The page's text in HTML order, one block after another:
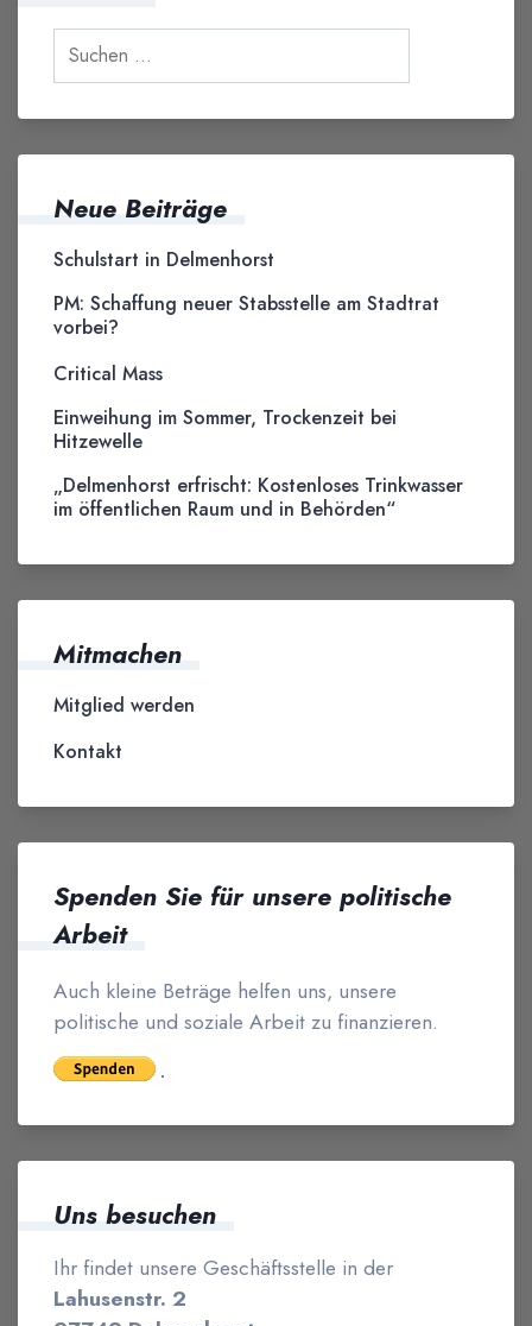
Neue Beiträge
Schulstart in Delmenhorst
PM: Schaffung neuer Stabsstelle am Stadtrat
vorbei?
Critical Mass
Einweihung im Sommer, Trockenzeit bei
Hitzewelle
„Delmenhorst erfrischt: Kostenloses Trinkwasser
im öffentlichen Raum und in Behörden“
Mitmachen
Mitglied werden
Kontakt
Spenden Sie für unsere politische
Arbeit
Auch kleine Beträge helfen uns, unsere
politische und soziale Arbeit zu finanzieren.
Uns besuchen
Ihr findet unsere Geschäftsstelle in der
Lahusenstr. 2